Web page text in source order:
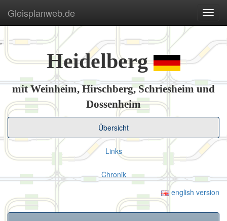
,
ein-/
Gleisplanweb.de
Heidelberg
mit Weinheim, Hirschberg, Schriesheim und
Dossenheim
Übersicht
Links
Chronik
english version